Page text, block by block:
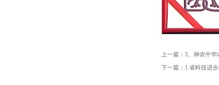
上一篇： 3、神农中华
下一篇： 1.省科技进